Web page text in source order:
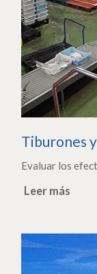
Tiburones
Evaluar los
Leer más